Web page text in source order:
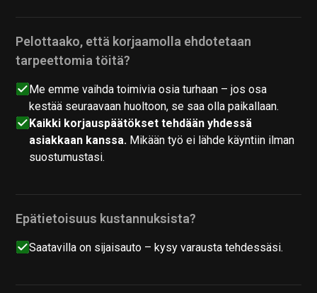
Pelottaako, että korjaamolla ehdotetaan
tarpeettomia töitä?
Me emme vaihda toimivia osia turhaan – jos osa
kestää seuraavaan huoltoon, se saa olla paikallaan.
Kaikki korjauspäätökset tehdään yhdessä
asiakkaan kanssa. Mikään työ ei lähde käyntiin ilman
suostumustasi.
Epätietoisuus kustannuksista?
Saatavilla on sijaisauto – kysy varausta tehdessäsi.